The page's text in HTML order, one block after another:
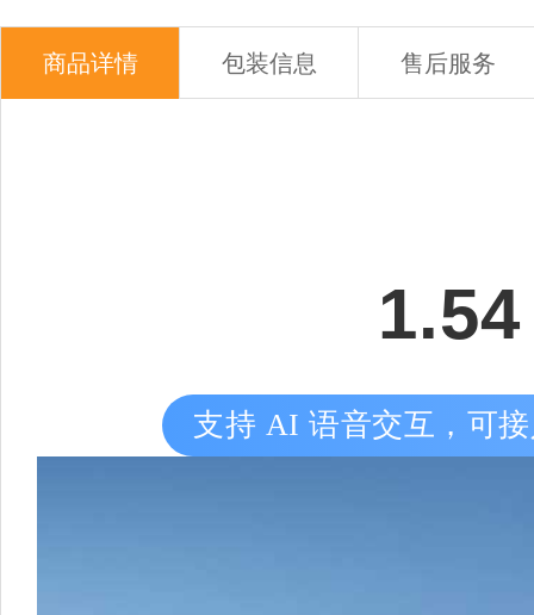
商品详情 包装信息 售后服务
支持 AI 语音交互，可